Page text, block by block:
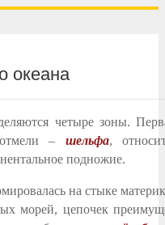
океана
четыре зоны.
– шельфа,
подножие.
на стыке
морей, цепочек